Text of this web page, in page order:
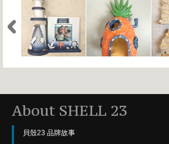
About SHELL 23
貝殼23 品牌故事